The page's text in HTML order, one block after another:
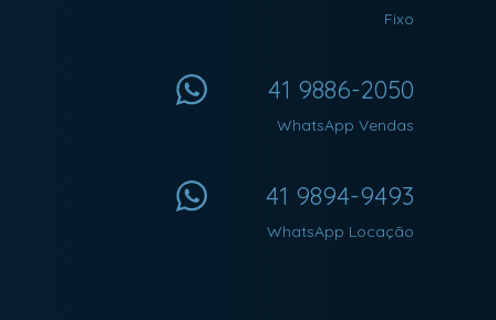
Fixo
41 9886-2050
WhatsApp Vendas
41 9894-9493
WhatsApp Locação